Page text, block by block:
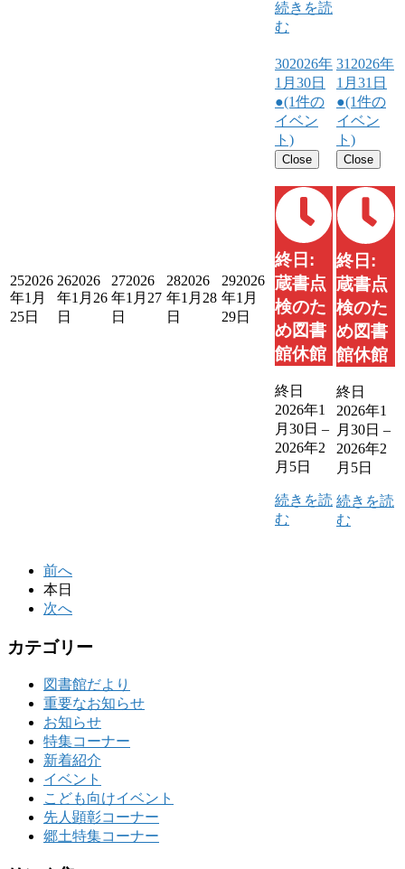
続きを読
む
252026
年1月
25日
262026
年1月26
日
272026
年1月27
日
282026
年1月28
日
292026
年1月
29日
302026年
1月30日
●(1件の
イベン
ト)
Close
終日:
蔵書点
検のた
め図書
館休館
終日
2026年1
月30日 –
2026年2
月5日
続きを読
む
31 2026年
1月31日
●(1件の
イベン
ト)
Close
終日:
蔵書点
検のた
め図書
館休館
終日
2026年1
月30日 –
2026年2
月5日
続きを読
む
前へ
本日
次へ
カテゴリー
図書館だより
重要なお知らせ
お知らせ
特集コーナー
新着紹介
イベント
こども向けイベント
先人顕彰コーナー
郷土特集コーナー